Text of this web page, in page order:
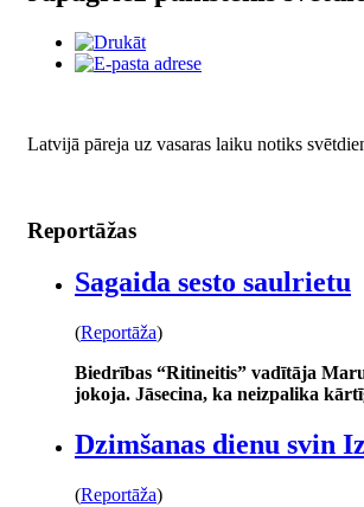
Latvijā pāreja uz vasaras laiku notiks
Reportāžas
Sagaida sesto saulrietu
(Reportāža)
Biedrības “Ritineitis” vadītāja
jokoja. Jāsecina, ka neizpalika
Dzimšanas dienu svin
(Reportāža)